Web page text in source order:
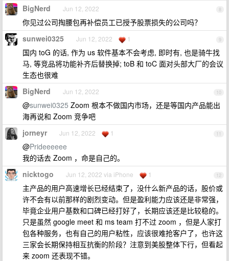
8
BigNerd Jun 12, 2022
你见过公司掏腰包再补偿员工已授予股票损失的公司吗？
9
sunwei0325 Jun 12, 2022 1
国内 toG 的话, 作为 us 软件基本不会考虑, 即时有, 也是骑牛找
马, 等竞品将功能补齐后替换掉; toB 和 toC 面对头部大厂的会议
生态也很难
10
BigNerd Jun 12, 2022
@sunwei0325 Zoom 根本不做国内市场，还是等国内产品能出
海再说和 Zoom 竞争吧
11
jorneyr Jun 12, 2022 1
@Prideeeeee
我的话去 Zoom ，命是自己的。
12
nicktogo Jun 12, 2022 via iPhone 1
主产品的用户高速增长已经结束了，没什么新产品的话，股价或
许不会有以前那样的剧烈变动。但是盈利能力应该还是非常强，
毕竟企业用户基数和口碑已经打好了，长期应该还是比较稳的。
只是虽然 google meet 和 ms team 打不过 zoom ，但是人家打
包各种服务，也有自己的用户粘性，应该很难抢客户了，也许这
三家会长期保持相互抗衡的阶段？注意到美股整体下行，但看起
来 zoom 还表现不错。